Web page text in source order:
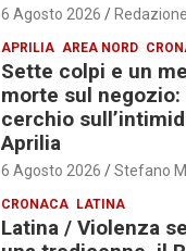
6 Agosto 2026 Redazione
APRILIA AREA NORD
Sette colpi e un
morte sul
cerchio
Aprilia
6 Agosto 2026 Stefano
CRONACA LATINA
Latina / Violenza